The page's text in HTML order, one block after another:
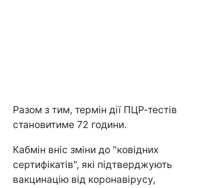
Разом з тим, термін дії ПЦР-тестів
становитиме 72 години.
Кабмін вніс зміни до "ковідних
сертифікатів", які підтверджують
вакцинацію від коронавірусу,